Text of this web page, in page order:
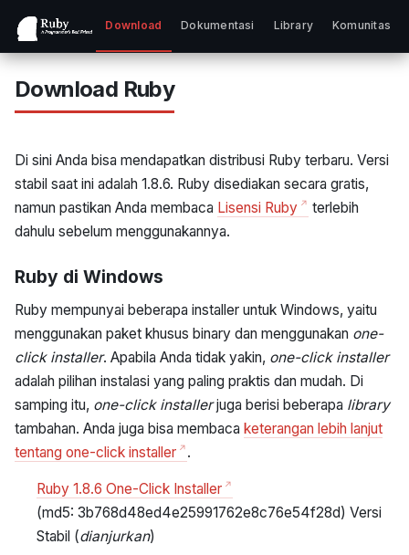
Download Dokumentasi Library Komunitas
Download Ruby
Di sini Anda bisa mendapatkan distribusi Ruby terbaru. Versi
stabil saat ini adalah 1.8.6. Ruby disediakan secara gratis,
namun pastikan Anda membaca Lisensi Ruby
terlebih
dahulu sebelum menggunakannya.
Ruby di Windows
Ruby mempunyai beberapa installer untuk Windows, yaitu
menggunakan paket khusus binary dan menggunakan one-
click installer. Apabila Anda tidak yakin, one-click installer
adalah pilihan instalasi yang paling praktis dan mudah. Di
samping itu, one-click installerjuga berisi beberapa library
tambahan. Anda juga bisa membaca keterangan lebih lanjut
tentang one-click installer
.
Ruby 1.8.6 One-Click Installer
(md5: 3b768d48ed4e25991762e8c76e54f28d) Versi
Stabil (dianjurkan)